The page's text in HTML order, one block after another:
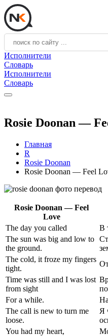
Исполнители
Словарь
Исполнители
Словарь
Rosie Doonan —
Главная
R
Rosie Doonan
Rosie Doonan — Feel
Rosie Doonan — Feel
Love
The day you called
В
The sun was big and low to
the ground.
The cold, it froze my fingers
tight.
Time was still and I was lost
from sight
For a while.
The call is new to turn me
loose.
Я
You had my heart,